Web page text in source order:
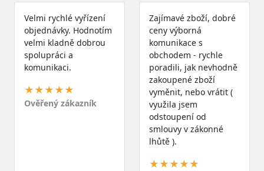
Velmi rychlé vyřízení
objednávky. Hodnotím
velmi kladně dobrou
spolupráci a
komunikaci.
★★★★★
Ověřený zákazník
Zajímavé zboží, dobré
ceny výborná
komunikace s
obchodem - rychle
poradili, jak nevhodně
zakoupené zboží
vyměnit, nebo vrátit (
využila jsem
odstoupení od
smlouvy v zákonné
lhůtě ).
★★★★★